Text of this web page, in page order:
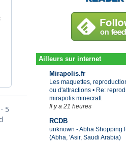
Ailleurs sur internet
Mirapolis.fr
Les maquettes,
ou d'attractions • Re:
mirapolis minecraft
Il y a 21 heures
RCDB
unknown - Abha Shopping
(Abha, 'Asir, Saudi Arabia)